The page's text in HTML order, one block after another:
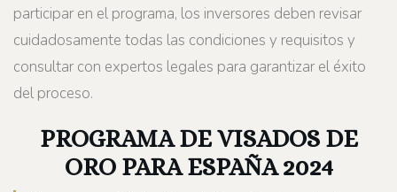
participar en el programa, los inversores deben revisar
cuidadosamente todas las condiciones y requisitos y
consultar con expertos legales para garantizar el éxito
del proceso.
PROGRAMA DE VISADOS DE
ORO PARA ESPAÑA 2024